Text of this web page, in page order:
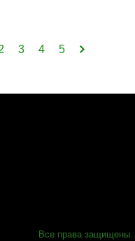
3 4 5
Все права защищены.